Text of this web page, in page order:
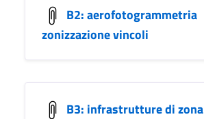
B2: aerofotogrammetria
zonizzazione vincoli
B3: infrastrutture di zona